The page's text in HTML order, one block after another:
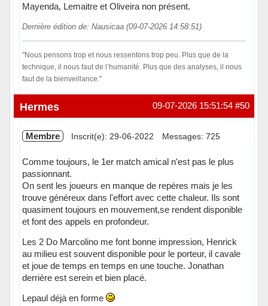
Mayenda, Lemaitre et Oliveira non présent.
Dernière édition de: Nausicaa (09-07-2026 14:58:51)
"Nous pensons trop et nous ressentons trop peu. Plus que de la
technique, il nous faut de l’humanité. Plus que des analyses, il nous
faut de la bienveillance."
Hors ligne #50
09-07-2026 15:51:54
Hermes
Membre Inscrit(e): 29-06-2022 Messages: 725
Comme toujours, le 1er match amical n'est pas le plus
passionnant.
On sent les joueurs en manque de repères mais je les
trouve généreux dans l'effort avec cette chaleur. Ils sont
quasiment toujours en mouvement,se rendent disponible
et font des appels en profondeur.
Les 2 Do Marcolino me font bonne impression, Henrick
au milieu est souvent disponible pour le porteur, il cavale
et joue de temps en temps en une touche. Jonathan
derrière est serein et bien placé.
Lepaul déjà en forme